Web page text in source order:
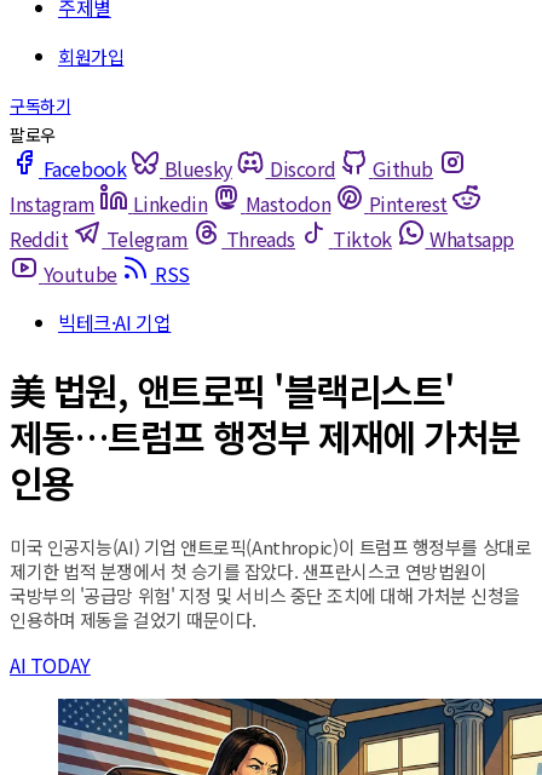
주제별
Facebook Bluesky Discord
Github
Instagram
Linkedin Mastodon
Pinterest
Reddit
Telegram Threads Tiktok
Whatsapp
Youtube
RSS
빅테크·AI 기업
美 법원, 앤트로픽 '블랙리스트'
제동…트럼프 행정부 제재에 가처분
인용
미국 인공지능(AI) 기업 앤트로픽(Anthropic)이 트럼프 행정부를 상대로
제기한 법적 분쟁에서 첫 승기를 잡았다. 샌프란시스코 연방법원이
국방부의 '공급망 위험' 지정 및 서비스 중단 조치에 대해 가처분 신청을
인용하며 제동을 걸었기 때문이다.
AI TODAY